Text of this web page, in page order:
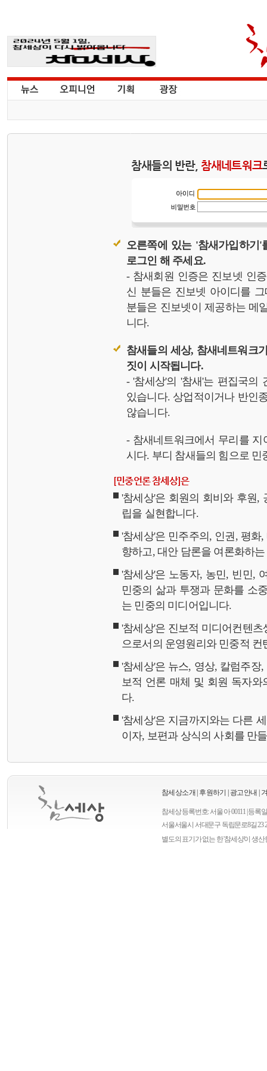
참새들의 반란, 참새네트워크
오른쪽에 있는 '참새가입하기
로그인 해 주세요.
- 참새회원 인증은 진보넷 인
신 분들은 진보넷 아이디를
분들은 진보넷이 제공하는 메
니다.
참새들의 세상, 참새네트워크
짓이 시작됩니다.
- '참세상'의 '참새'는 편집국의
있습니다. 상업적이거나 반인
않습니다.
- 참새네트워크에서 무리를
시다. 부디 참새들의 힘으로 민
[민중언론 참세상]은
'참세상'은 회원의 회비와 후원,
립을 실현합니다.
'참세상'은 민주주의, 인권, 평
향하고, 대안 담론을 여론화하
'참세상'은 노동자, 농민, 빈민,
민중의 삶과 투쟁과 문화를 소
는 민중의 미디어입니다.
'참세상'은 진보적 미디어컨텐
으로서의 운영원리와 민중적
'참세상'은 뉴스, 영상, 칼럼주
보적 언론 매체 및 회원 독자와
다.
'참세상'은 지금까지와는 다른
이자, 보편과 상식의 사회를 만
참세상소개 후원하기 광고안내
참세상 등록번호: 서울 아 00111 | 등록
서울서울시 서대문구 독립문로8길 23
별도의 표기가 없는 한 '참세상'이 생